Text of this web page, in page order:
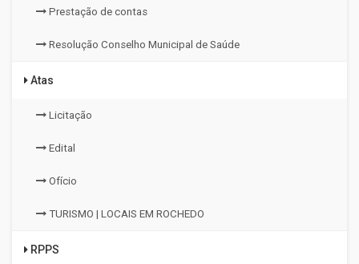
Prestação de contas
Resolução Conselho Municipal de Saúde
Atas
Licitação
Edital
Ofício
TURISMO | LOCAIS EM ROCHEDO
RPPS